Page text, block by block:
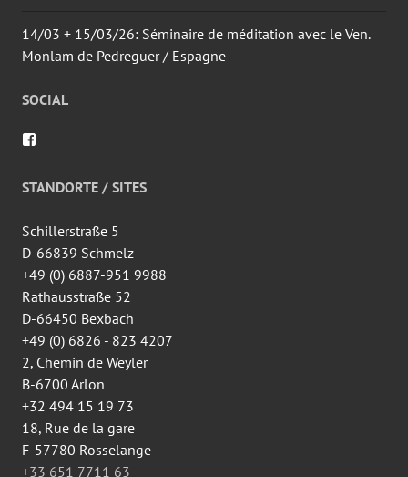
14/03 + 15/03/26: Séminaire de méditation avec le Ven.
Monlam de Pedreguer / Espagne
SOCIAL
de
wingtsun.arlon
Facebook
STANDORTE / SITES
Schillerstraße 5
D-66839 Schmelz
+49 (0) 6887-951 9988
Rathausstraße 52
D-66450 Bexbach
+49 (0) 6826 - 823 4207
2, Chemin de Weyler
B-6700 Arlon
+32 494 15 19 73
18, Rue de la gare
F-57780 Rosselange
+33 651 7711 63